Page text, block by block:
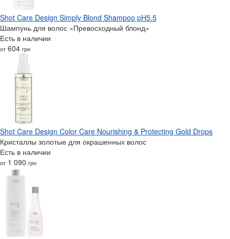
Shot Care Design Simply Blond Shampoo pH5.5
Шампунь для волос «Превосходный блонд»
Есть в наличии
от 604 грн
Shot Care Design Color Care Nourishing & Protecting Gold Drops
Кристаллы золотые для окрашенных волос
Есть в наличии
от 1 090 грн